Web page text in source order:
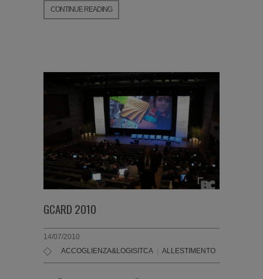
CONTINUE READING
GCARD 2010
14/07/2010
ACCOGLIENZA&LOGISITCA
ALLESTIMENTO